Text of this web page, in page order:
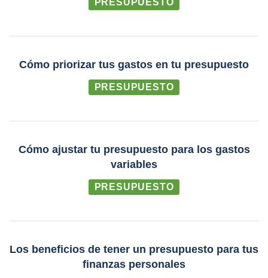
PRESUPUESTO
Cómo priorizar tus gastos en tu presupuesto
PRESUPUESTO
Cómo ajustar tu presupuesto para los gastos
variables
PRESUPUESTO
Los beneficios de tener un presupuesto para tus
finanzas personales